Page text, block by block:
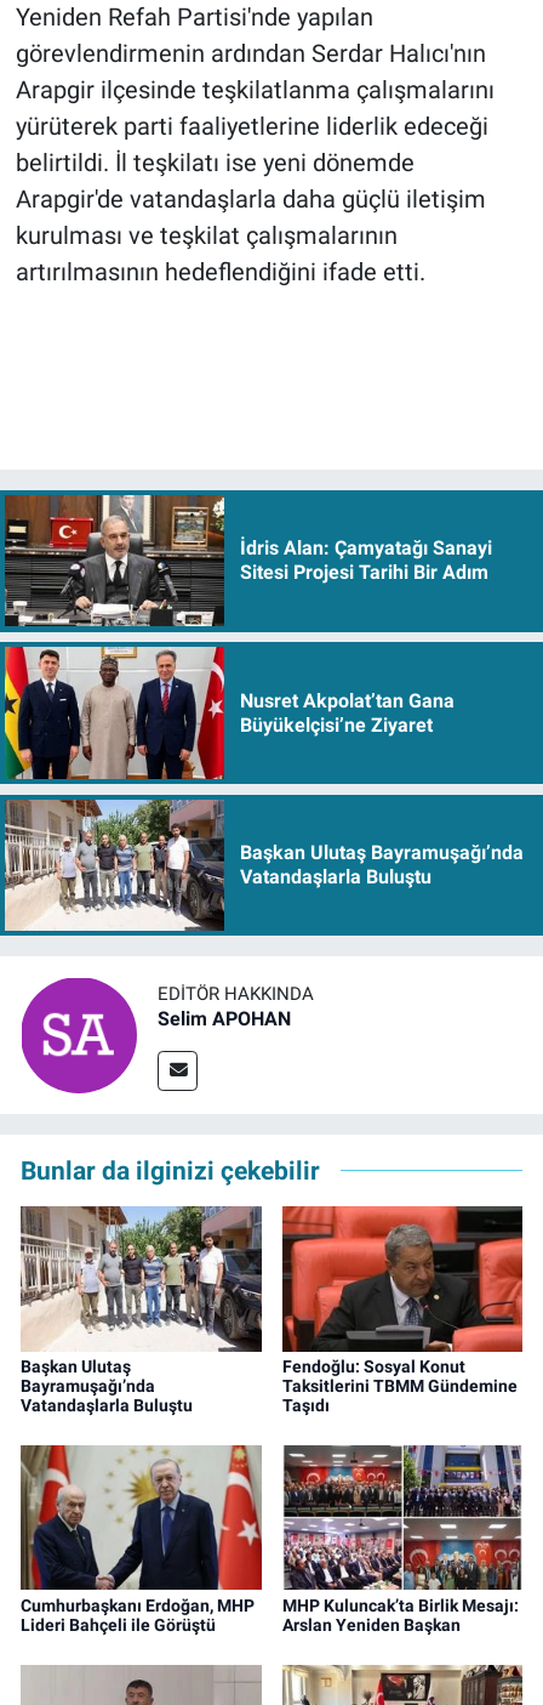
Yeniden Refah Partisi'nde yapılan
görevlendirmenin ardından Serdar Halıcı'nın
Arapgir ilçesinde teşkilatlanma çalışmalarını
yürüterek parti faaliyetlerine liderlik edeceği
belirtildi. İl teşkilatı ise yeni dönemde
Arapgir'de vatandaşlarla daha güçlü iletişim
kurulması ve teşkilat çalışmalarının
artırılmasının hedeflendiğini ifade etti.
İdris Alan: Çamyatağı Sanayi
Sitesi Projesi Tarihi Bir Adım
Nusret Akpolat’tan Gana
Büyükelçisi’ne Ziyaret
Başkan Ulutaş Bayramuşağı’nda
Vatandaşlarla Buluştu
EDITÖR HAKKINDA
Selim APOHAN
Bunlar da ilginizi çekebilir
Başkan Ulutaş
Bayramuşağı’nda
Vatandaşlarla Buluştu
Fendoğlu: Sosyal Konut
Taksitlerini TBMM Gündemine
Taşıdı
Cumhurbaşkanı Erdoğan, MHP
Lideri Bahçeli ile Görüştü
MHP Kuluncak’ta Birlik Mesajı:
Arslan Yeniden Başkan